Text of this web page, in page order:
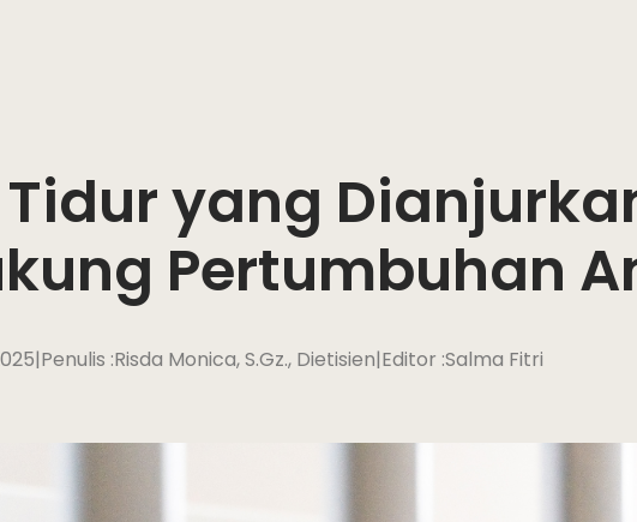
yang
Pertumbuhan
|Penulis :Risda Monica, S.Gz., Dietisien|Editor :Salma Fitri